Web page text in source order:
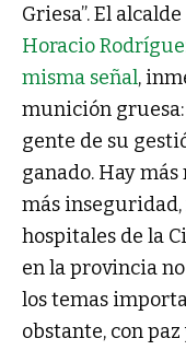
Griesa”. El
Horacio
misma señal,
munición gruesa:
gente de su
ganado. Hay
más inseguridad,
hospitales de la
en la provincia
los temas
obstante, con